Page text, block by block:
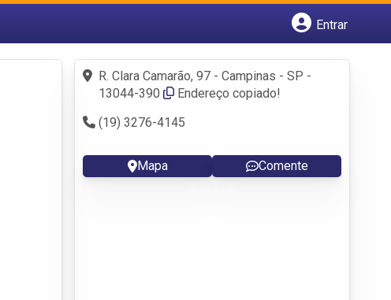
Entrar
Fazer login
Criar conta
R. Clara Camarão, 97 - Campinas - SP -
13044-390
Endereço copiado!
(19) 3276-4145
Mapa Comente